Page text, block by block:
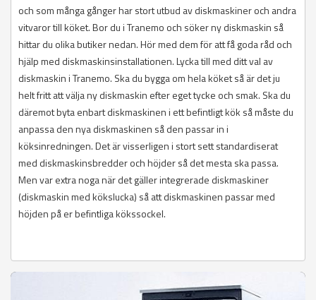
och som många gånger har stort utbud av diskmaskiner och andra
vitvaror till köket. Bor du i Tranemo och söker ny diskmaskin så
hittar du olika butiker nedan. Hör med dem för att få goda råd och
hjälp med diskmaskinsinstallationen. Lycka till med ditt val av
diskmaskin i Tranemo. Ska du bygga om hela köket så är det ju
helt fritt att välja ny diskmaskin efter eget tycke och smak. Ska du
däremot byta enbart diskmaskinen i ett befintligt kök så måste du
anpassa den nya diskmaskinen så den passar in i
köksinredningen. Det är visserligen i stort sett standardiserat
med diskmaskinsbredder och höjder så det mesta ska passa.
Men var extra noga när det gäller integrerade diskmaskiner
(diskmaskin med kökslucka) så att diskmaskinen passar med
höjden på er befintliga kökssockel.